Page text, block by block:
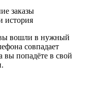
заказы
история
вы вошли в нужный
совпадает
вы попадёте в свой